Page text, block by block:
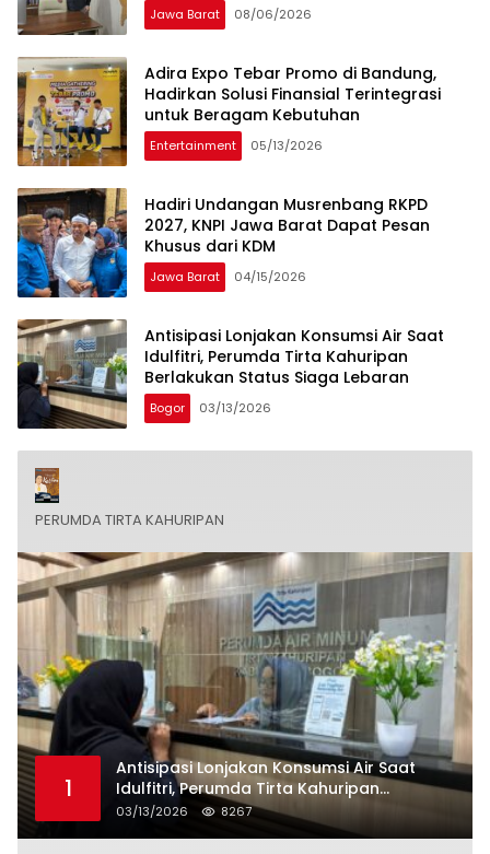
Jawa Barat 08/06/2026
Adira Expo Tebar Promo di Bandung,
Hadirkan Solusi Finansial Terintegrasi
untuk Beragam Kebutuhan
Entertainment 05/13/2026
Hadiri Undangan Musrenbang RKPD
2027, KNPI Jawa Barat Dapat Pesan
Khusus dari KDM
Jawa Barat 04/15/2026
Antisipasi Lonjakan Konsumsi Air Saat
Idulfitri, Perumda Tirta Kahuripan
Berlakukan Status Siaga Lebaran
Bogor 03/13/2026
PERUMDA TIRTA KAHURIPAN
1
Antisipasi Lonjakan Konsumsi Air Saat
Idulfitri, Perumda Tirta Kahuripan
Berlakukan Status Siaga Lebaran
03/13/2026 8267